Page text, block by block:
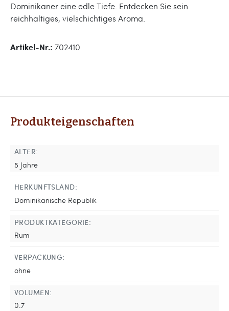
Dominikaner eine edle Tiefe. Entdecken Sie sein
reichhaltiges, vielschichtiges Aroma.
Artikel-Nr.: 702410
Produkteigenschaften
ALTER:
5 Jahre
HERKUNFTSLAND:
Dominikanische Republik
PRODUKTKATEGORIE:
Rum
VERPACKUNG:
ohne
VOLUMEN:
0.7